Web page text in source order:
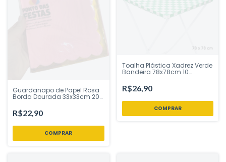
Guardanapo de Papel Rosa
Borda Dourada 33x33cm 20
R$22,90
Toalha Plástica Xadrez Verde
Bandeira 78x78cm 10
Inspire sua Festa Loja
R$26,90